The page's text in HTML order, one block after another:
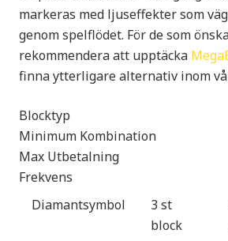
markeras med ljuseffekter som
genom spelflödet. För de som
rekommendera att upptäcka
finna ytterligare alternativ inom
Blocktyp
Minimum Kombination
Max Utbetalning
Frekvens
Diamantsymbol
3 st
block